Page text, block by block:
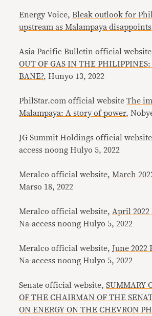
Energy Voice,Bleak outlook for
upstream as Malampaya disappoints
Asia Pacific Bulletin official
OUT OF GAS IN THE PHILIPPINES:
BANE?, Hunyo 13, 2022
PhilStar.com official websiteThe
Malampaya: A story of power,
JG Summit Holdings official
access noong Hulyo 5, 2022
Meralco official website, March
Marso 18, 2022
Meralco official website, April 2022
Na-access noong Hulyo 5, 2022
Meralco official website,June 2022
Na-access noong Hulyo 5, 2022
Senate official website,SUMMARY
OF THE CHAIRMAN OF THE
ON ENERGY ON THE CHEVRON